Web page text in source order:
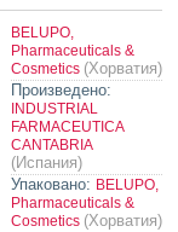
BELUPO,
Pharmaceuticals &
Cosmetics (Хорватия)
Произведено:
INDUSTRIAL
FARMACEUTICA
CANTABRIA
(Испания)
Упаковано: BELUPO,
Pharmaceuticals &
Cosmetics (Хорватия)